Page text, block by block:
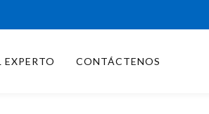
EXPERTO CONTÁCTENOS